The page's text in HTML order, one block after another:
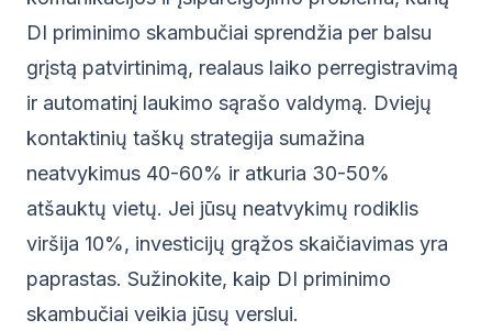
DI priminimo skambučiai sprendžia per balsu
grįstą patvirtinimą, realaus laiko perregistravimą
ir automatinį laukimo sąrašo valdymą. Dviejų
kontaktinių taškų strategija sumažina
neatvykimus 40-60% ir atkuria 30-50%
atšauktų vietų. Jei jūsų neatvykimų rodiklis
viršija 10%, investicijų grąžos skaičiavimas yra
paprastas. Sužinokite, kaip DI priminimo
skambučiai veikia jūsų verslui.